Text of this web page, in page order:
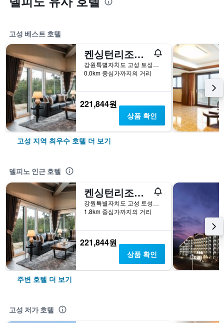
고성 베스트 호텔
켄싱턴리조트 설악밸리
강원특별자치도 고성 토성면 신평골길 8-25
0.0km 중심가까지의 거리
221,844원
상품 확인
고성 지역 최우수 호텔 더 보기
델피노 인근 호텔
켄싱턴리조트 설악밸리
강원특별자치도 고성 토성면 신평골길 8-25
1.8km 중심가까지의 거리
221,844원
상품 확인
주변 호텔 더 보기
고성 저가 호텔